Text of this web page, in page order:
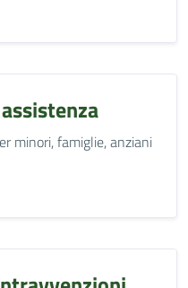
minori, famiglie, anziani